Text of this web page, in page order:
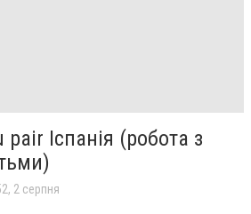
pair Іспанія (робота з
2 серпня